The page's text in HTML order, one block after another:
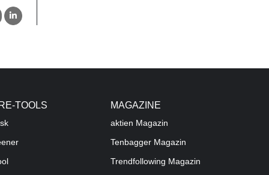
TOOLS MAGAZINE
aktien Magazin
Tenbagger Magazin
Trendfollowing Magazin